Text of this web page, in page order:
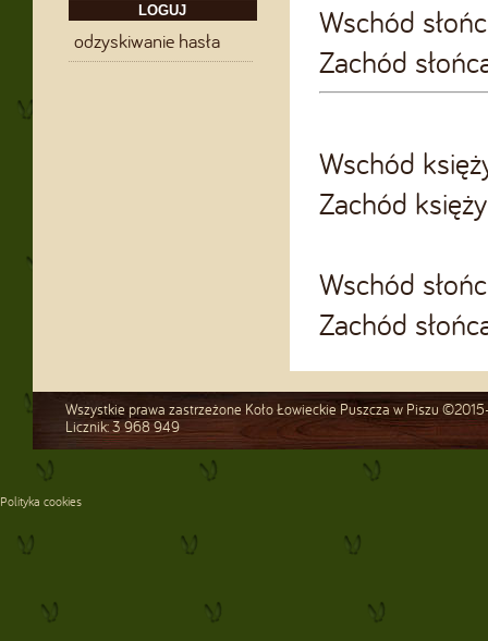
odzyskiwanie hasła
Wschód
Zachód
Wschód
Zachód
Wschód
Zachód
Wszystkie prawa zastrzeżone Koło Łowieckie Puszcza w Piszu
Licznik: 3 968 949
Polityka cookies